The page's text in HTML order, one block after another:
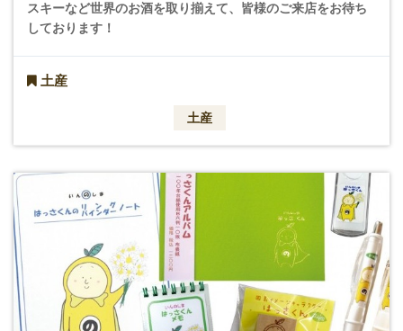
スキーなど世界のお酒を取り揃えて、皆様のご来店をお待ち
しております！
土産
土産